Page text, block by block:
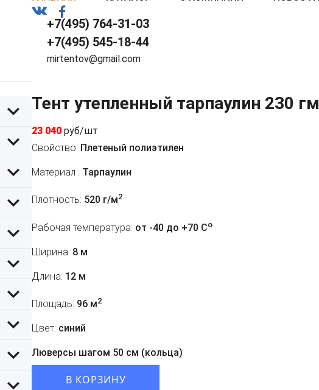
+7(495) 764-31-03
+7(495) 545-18-44
mirtentov@gmail.com
Тент утепленный тарпаулин 230
23 040 руб/шт
Свойство: Плетеный полиэтилен
Материал : Тарпаулин
Плотность: 520 г/м2
Рабочая температура: от -40 до +70 Co
Ширина: 8 м
Длина: 12 м
Площадь: 96 м2
Цвет: синий
Люверсы шагом 50 см (кольца)
В КОРЗИНУ